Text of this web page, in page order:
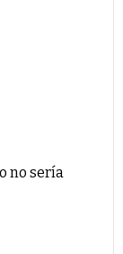
no sería